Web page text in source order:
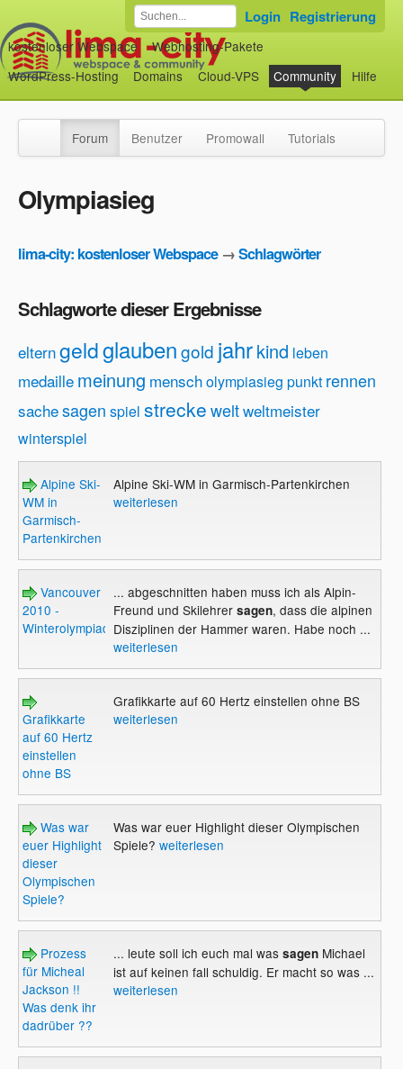
kostenloser Webspace
Webhosting-Pakete
WordPress-Hosting
Domains Cloud-VPS Community Hilfe
Login Registrierung
Forum Benutzer Promowall Tutorials
Olympiasieg
lima-city: kostenloser Webspace→Schlagwörter
Schlagworte dieser Ergebnisse
elterngeldglaubengold jahrkind leben
medaille meinung menscholympiasieg punkt rennen
sachesagen spiel streckeweltweltmeister
winterspiel
Alpine Ski-
WM in
Garmisch-
Partenkirchen
Alpine Ski-WM in Garmisch-Partenkirchen
weiterlesen
Vancouver
2010 -
Winterolympiade
... abgeschnitten haben muss ich als Alpin-
Freund und Skilehrersagen, dass die alpinen
Disziplinen der Hammer waren. Habe noch ...
weiterlesen
Grafikkarte
auf 60 Hertz
einstellen
ohne BS
Grafikkarte auf 60 Hertz einstellen ohne BS
weiterlesen
Was war
euer Highlight
dieser
Olympischen
Spiele?
Was war euer Highlight dieser Olympischen
Spiele? weiterlesen
Prozess
für Micheal
Jackson !!
Was denk ihr
dadrüber ??
... leute soll ich euch mal wassagenMichael
ist auf keinen fall schuldig. Er macht so was ...
weiterlesen